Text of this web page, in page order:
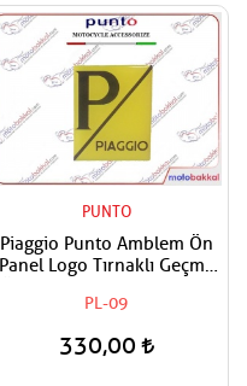
PUNTO
Piaggio Punto Amblem Ön
Panel Logo Tırnaklı Geçme
Siyah
PL-09
330,00